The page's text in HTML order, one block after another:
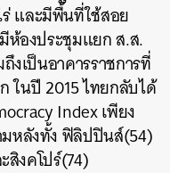
และมีพื้นที่ใช้สอย
ห้องประชุมแยก ส.ส.
งเป็นอาคารราชการที่
ในปี 2015 ไทยกลับได้
Indexเพียง
หลังทั้ง ฟิลิปปินส์(54)
สิงคโปร์(74)